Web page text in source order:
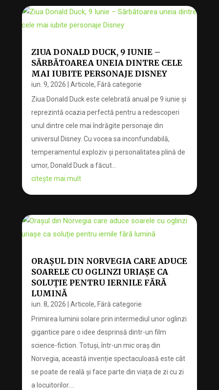
ZIUA DONALD DUCK, 9 IUNIE –
SĂRBĂTOAREA UNEIA DINTRE CELE
MAI IUBITE PERSONAJE DISNEY
iun. 9, 2026 Articole, Fără categorie
Ziua Donald Duck este celebrată anual pe 9 iunie și
reprezintă ocazia perfectă pentru a redescoperi
unul dintre cele mai îndrăgite personaje din
universul Disney. Cu vocea sa inconfundabilă,
temperamentul exploziv și personalitatea plină de
umor, Donald Duck a făcut...
citește mai mult
ORAȘUL DIN NORVEGIA CARE ADUCE
SOARELE CU OGLINZI URIAȘE CA
SOLUȚIE PENTRU IERNILE FĂRĂ
LUMINĂ
iun. 8, 2026 Articole, Fără categorie
Primirea luminii solare prin intermediul unor oglinzi
gigantice pare o idee desprinsă dintr-un film
science-fiction. Totuși, într-un mic oraș din
Norvegia, această invenție spectaculoasă este cât
se poate de reală și face parte din viața de zi cu zi
a locuitorilor....